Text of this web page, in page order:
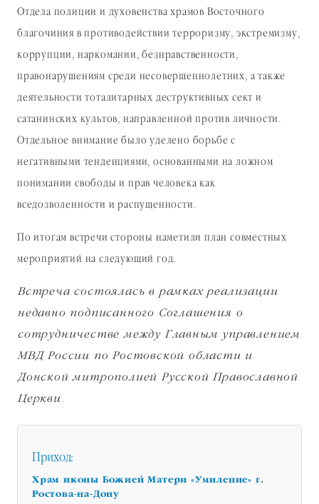
Отдела полиции и духовенства храмов Восточного
благочиния в противодействии терроризму, экстремизму,
коррупции, наркомании, безнравственности,
правонарушениям среди несовершеннолетних, а также
деятельности тоталитарных деструктивных сект и
сатанинских культов, направленной против личности.
Отдельное внимание было уделено борьбе с
негативными тенденциями, основанными на ложном
понимании свободы и прав человека как
вседозволенности и распущенности.
По итогам встречи стороны наметили план совместных
мероприятий на следующий год.
Встреча состоялась в рамках реализации
недавно подписанного Соглашения о
сотрудничестве между Главным управлением
МВД России по Ростовской области и
Донской митрополией Русской Православной
Церкви.
Приход:
Храм иконы Божией Матери «Умиление» г.
Ростова-на-Дону